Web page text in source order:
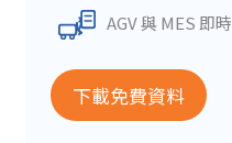
AGV 與 MES 即
下載免費資料